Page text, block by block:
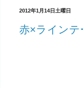
2012年1月14日土曜日
赤×ライン